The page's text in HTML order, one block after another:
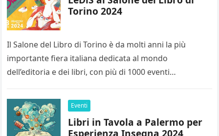
Torino 2024
Il Salone del Libro di Torino è da molti anni la più
importante fiera italiana dedicata al mondo
dell’editoria e dei libri, con più di 1000 eventi…
Eventi
Libri in Tavola a Palermo per
Esperienza Insegna 2024